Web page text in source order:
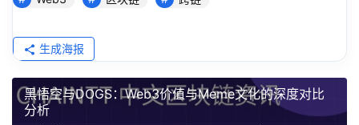
生成海报
黑悟空与DOGS：Web3价值与Meme文化的深度对比
分析